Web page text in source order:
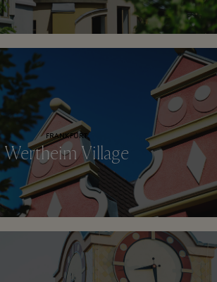
FRANKFURT
Wertheim Village